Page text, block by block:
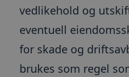
vedlikehold og
eventuell
for skade og
brukes som regel